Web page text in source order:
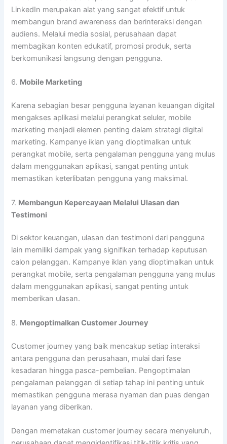
LinkedIn merupakan alat yang sangat efektif untuk
membangun brand awareness dan berinteraksi dengan
audiens. Melalui media sosial, perusahaan dapat
membagikan konten edukatif, promosi produk, serta
berkomunikasi langsung dengan pengguna.
6. Mobile Marketing
Karena sebagian besar pengguna layanan keuangan digital
mengakses aplikasi melalui perangkat seluler, mobile
marketing menjadi elemen penting dalam strategi digital
marketing. Kampanye iklan yang dioptimalkan untuk
perangkat mobile, serta pengalaman pengguna yang mulus
dalam menggunakan aplikasi, sangat penting untuk
memastikan keterlibatan pengguna yang maksimal.
7. Membangun Kepercayaan Melalui Ulasan dan
Testimoni
Di sektor keuangan, ulasan dan testimoni dari pengguna
lain memiliki dampak yang signifikan terhadap keputusan
calon pelanggan. Kampanye iklan yang dioptimalkan untuk
perangkat mobile, serta pengalaman pengguna yang mulus
dalam menggunakan aplikasi, sangat penting untuk
memberikan ulasan.
8. Mengoptimalkan Customer Journey
Customer journey yang baik mencakup setiap interaksi
antara pengguna dan perusahaan, mulai dari fase
kesadaran hingga pasca-pembelian. Pengoptimalan
pengalaman pelanggan di setiap tahap ini penting untuk
memastikan pengguna merasa nyaman dan puas dengan
layanan yang diberikan.
Dengan memetakan customer journey secara menyeluruh,